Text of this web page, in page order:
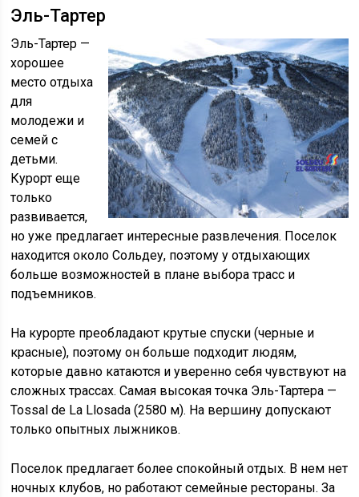
Эль-Тартер
Эль-Тартер —
хорошее
место отдыха
для
молодежи и
семей с
детьми.
Курорт еще
только
развивается,
но уже предлагает интересные развлечения. Поселок
находится около Сольдеу, поэтому у отдыхающих
больше возможностей в плане выбора трасс и
подъемников.
На курорте преобладают крутые спуски (черные и
красные), поэтому он больше подходит людям,
которые давно катаются и уверенно себя чувствуют на
сложных трассах. Самая высокая точка Эль-Тартера —
Tossal de La Llosada (2580 м). На вершину допускают
только опытных лыжников.
Поселок предлагает более спокойный отдых. В нем нет
ночных клубов, но работают семейные рестораны. За